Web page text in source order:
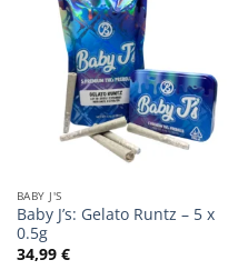
BABY J'S
Baby J’s: Gelato Runtz – 5 x
0.5g
34,99 €